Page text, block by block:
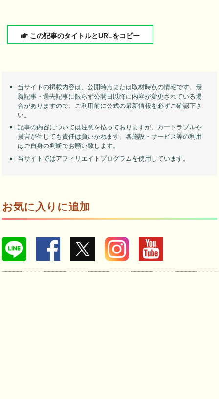
この記事のタイトルとURLをコピー
当サイトの掲載内容は、公開時点または取材時点の情報です。最
新記事・過去記事に限らず公開日以降に内容が変更されている場
合がありますので、ご利用前に公式の最新情報を必ずご確認下さ
い。
記事の内容については注意を払っておりますが、万一トラブルや
損害が生じても責任は負いかねます。各施設・サービス等の利用
はご自身の判断でお願い致します。
当サイトではアフィリエイトプログラムを使用しています。
お気に入りに追加